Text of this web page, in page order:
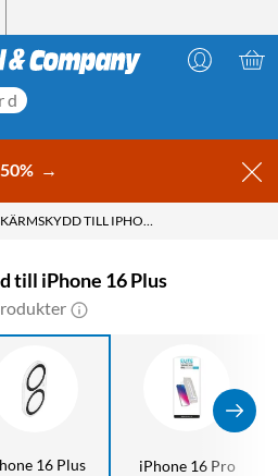
→
SKÄRMSKYDD TILL IPHONE 16 PLUS
till iPhone 16 Plus
16 Plus iPhone 16 Pro